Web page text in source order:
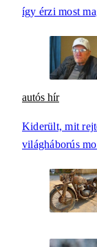
így érzi most
autós hír
Kiderült, mit
világháborús